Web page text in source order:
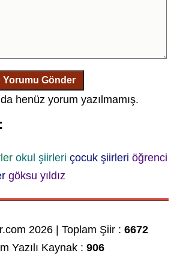
Yorumu Gönder
henüz yorum yazılmamış.
okul şiirleri çocuk şiirleri öğrenci
göksu yıldız
2026 | Toplam Şiir :6672
Yazılı Kaynak :906